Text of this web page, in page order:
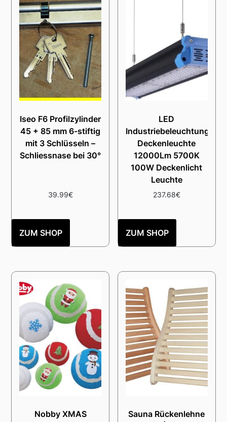
Iseo F6 Profilzylinder
45 + 85 mm 6-stiftig
mit 3 Schlüsseln –
Schliessnase bei 30°
39.99€
ZUM SHOP
LED
Industriebeleuchtung
Deckenleuchte
12000Lm 5700K
100W Deckenlicht
Leuchte
237.68€
ZUM SHOP
Nobby XMAS
Sauna Rückenlehne